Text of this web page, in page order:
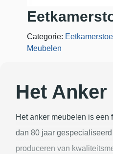
Categorie:
Meubelen
Het Anker
Het anker meubelen is een
dan 80 jaar
produceren van